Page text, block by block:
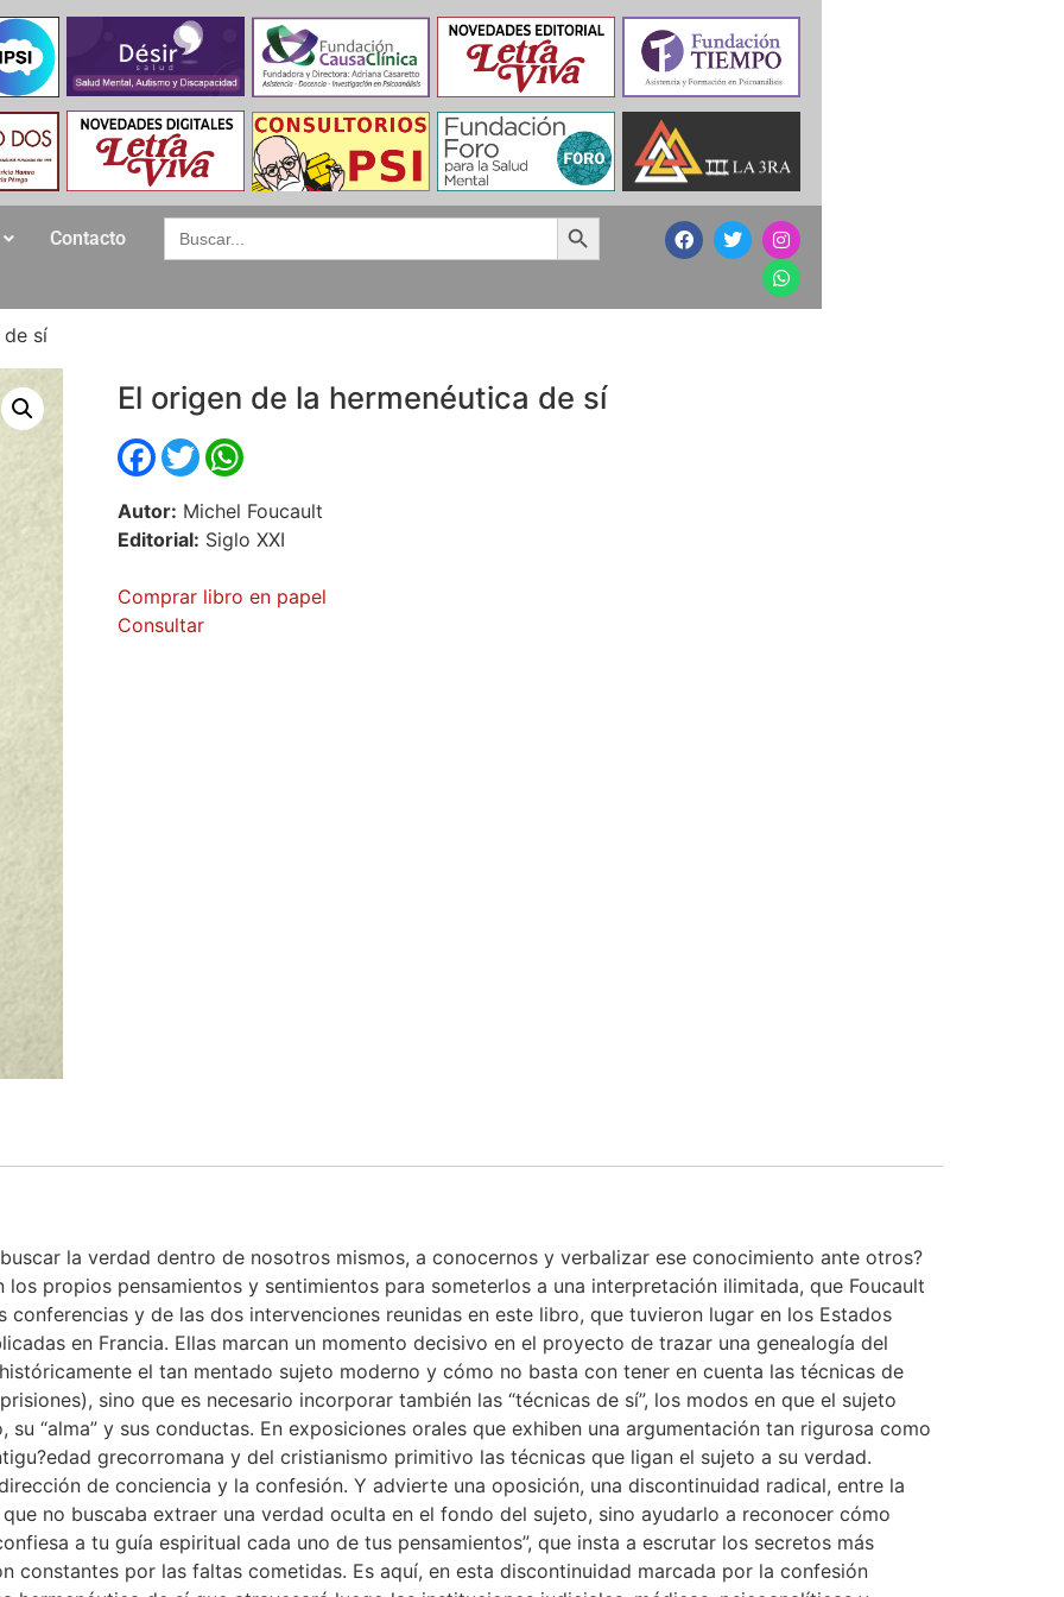
Contacto
Search
for:
Search Button
de sí
El origen de la hermenéutica de sí
Facebook
TwitterWhatsApp
Autor: Michel Foucault
Editorial: Siglo XXI
Comprar libro en papel
Consultar
la verdad dentro de nosotros mismos, a conocernos y verbalizar ese conocimiento ante otros?
propios pensamientos y sentimientos para someterlos a una interpretación ilimitada, que Foucault
conferencias y de las dos intervenciones reunidas en este libro, que tuvieron lugar en los Estados
en Francia. Ellas marcan un momento decisivo en el proyecto de trazar una genealogía del
el tan mentado sujeto moderno y cómo no basta con tener en cuenta las técnicas de
sino que es necesario incorporar también las “técnicas de sí”, los modos en que el sujeto
“alma” y sus conductas. En exposiciones orales que exhiben una argumentación tan rigurosa como
grecorromana y del cristianismo primitivo las técnicas que ligan el sujeto a su verdad.
de conciencia y la confesión. Y advierte una oposición, una discontinuidad radical, entre la
no buscaba extraer una verdad oculta en el fondo del sujeto, sino ayudarlo a reconocer cómo
a tu guía espiritual cada uno de tus pensamientos”, que insta a escrutar los secretos más
constantes por las faltas cometidas. Es aquí, en esta discontinuidad marcada por la confesión